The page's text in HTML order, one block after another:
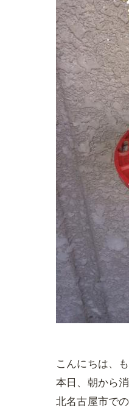
こんにちは、
本日、朝から
北名古屋市で